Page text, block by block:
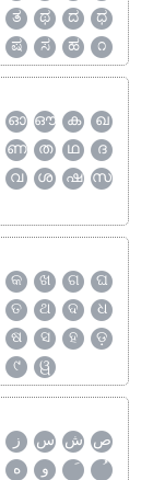
ತ ಥ ದ
ಧ
ಷ ಸ ಹ ೧
ഓ ഔ ക
ഖ
ണ ത ഥ
ദ
വ ശ ഷ
സ
କ ଖ ଗ
ଘ
ତ ଥ ଦ
ଧ
ଷ ସ ହ
ଡ଼
୯ ୱ
ز س ش ص
ه
و